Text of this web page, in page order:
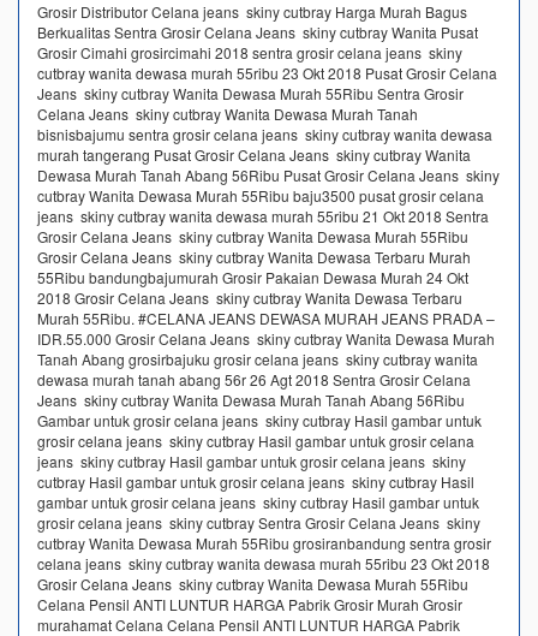
Grosir Distributor Celana jeans skiny cutbray Harga Murah Bagus
Berkualitas Sentra Grosir Celana Jeans skiny cutbray Wanita Pusat
Grosir Cimahi grosircimahi 2018 sentra grosir celana jeans skiny
cutbray wanita dewasa murah 55ribu 23 Okt 2018 Pusat Grosir Celana
Jeans skiny cutbray Wanita Dewasa Murah 55Ribu Sentra Grosir
Celana Jeans skiny cutbray Wanita Dewasa Murah Tanah
bisnisbajumu sentra grosir celana jeans skiny cutbray wanita dewasa
murah tangerang Pusat Grosir Celana Jeans skiny cutbray Wanita
Dewasa Murah Tanah Abang 56Ribu Pusat Grosir Celana Jeans skiny
cutbray Wanita Dewasa Murah 55Ribu baju3500 pusat grosir celana
jeans skiny cutbray wanita dewasa murah 55ribu 21 Okt 2018 Sentra
Grosir Celana Jeans skiny cutbray Wanita Dewasa Murah 55Ribu
Grosir Celana Jeans skiny cutbray Wanita Dewasa Terbaru Murah
55Ribu bandungbajumurah Grosir Pakaian Dewasa Murah 24 Okt
2018 Grosir Celana Jeans skiny cutbray Wanita Dewasa Terbaru
Murah 55Ribu. #CELANA JEANS DEWASA MURAH JEANS PRADA –
IDR.55.000 Grosir Celana Jeans skiny cutbray Wanita Dewasa Murah
Tanah Abang grosirbajuku grosir celana jeans skiny cutbray wanita
dewasa murah tanah abang 56r 26 Agt 2018 Sentra Grosir Celana
Jeans skiny cutbray Wanita Dewasa Murah Tanah Abang 56Ribu
Gambar untuk grosir celana jeans skiny cutbray Hasil gambar untuk
grosir celana jeans skiny cutbray Hasil gambar untuk grosir celana
jeans skiny cutbray Hasil gambar untuk grosir celana jeans skiny
cutbray Hasil gambar untuk grosir celana jeans skiny cutbray Hasil
gambar untuk grosir celana jeans skiny cutbray Hasil gambar untuk
grosir celana jeans skiny cutbray Sentra Grosir Celana Jeans skiny
cutbray Wanita Dewasa Murah 55Ribu grosiranbandung sentra grosir
celana jeans skiny cutbray wanita dewasa murah 55ribu 23 Okt 2018
Grosir Celana Jeans skiny cutbray Wanita Dewasa Murah 55Ribu
Celana Pensil ANTI LUNTUR HARGA Pabrik Grosir Murah Grosir
murahamat Celana Celana Pensil ANTI LUNTUR HARGA Pabrik